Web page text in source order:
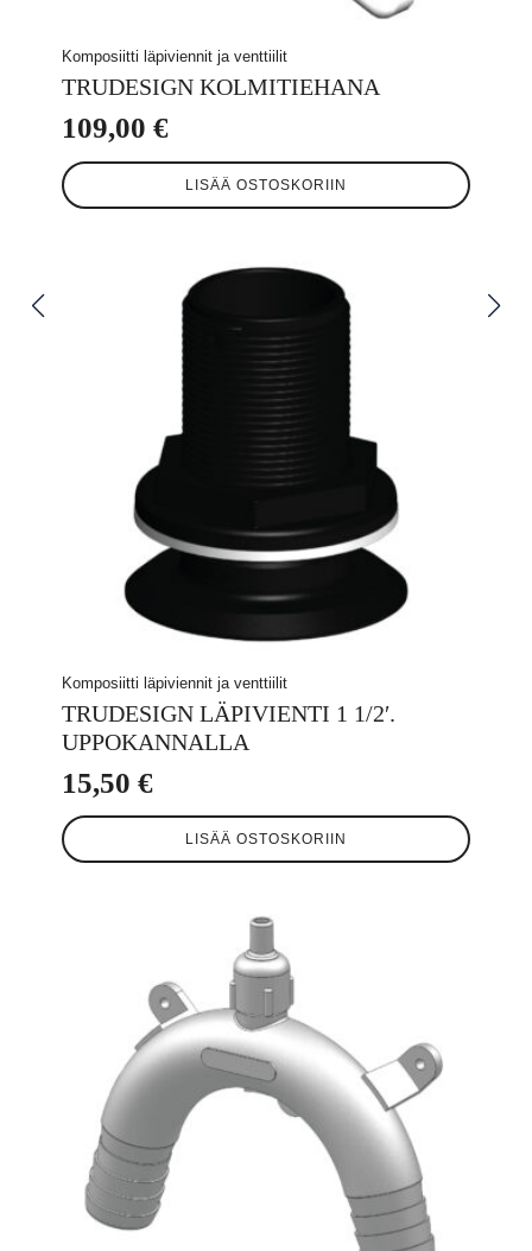
Komposiitti läpiviennit ja venttiilit
TRUDESIGN KOLMITIEHANA
109,00 €
LISÄÄ OSTOSKORIIN
Komposiitti läpiviennit ja venttiilit
TRUDESIGN LÄPIVIENTI 1 1/2′.
UPPOKANNALLA
15,50 €
LISÄÄ OSTOSKORIIN